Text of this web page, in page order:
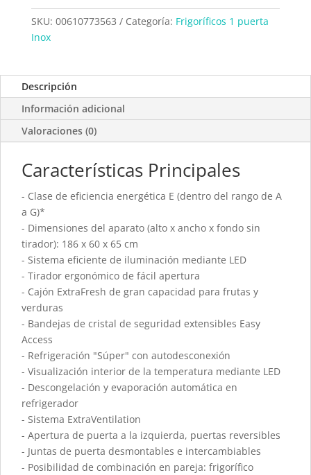
Balay
3FCE563ME
SKU: 00610773563 Categoría: Frigoríficos 1 puerta
Inox
Descripción
Información adicional
Valoraciones (0)
Características Principales
- Clase de eficiencia energética E (dentro del rango de A
a G)*
- Dimensiones del aparato (alto x ancho x fondo sin
tirador): 186 x 60 x 65 cm
- Sistema eficiente de iluminación mediante LED
- Tirador ergonómico de fácil apertura
- Cajón ExtraFresh de gran capacidad para frutas y
verduras
- Bandejas de cristal de seguridad extensibles Easy
Access
- Refrigeración "Súper" con autodesconexión
- Visualización interior de la temperatura mediante LED
- Descongelación y evaporación automática en
refrigerador
- Sistema ExtraVentilation
- Apertura de puerta a la izquierda, puertas reversibles
- Juntas de puerta desmontables e intercambiables
- Posibilidad de combinación en pareja: frigorífico